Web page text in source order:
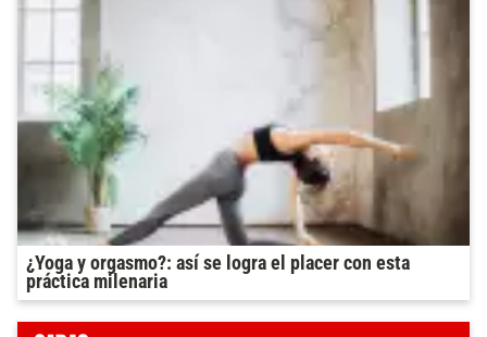
¿Yoga y orgasmo?: así se logra el placer con esta
práctica milenaria